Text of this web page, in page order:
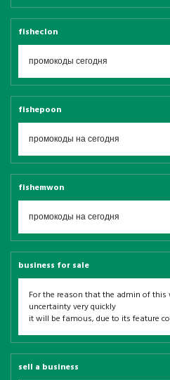
fisheclon
промокоды сегодня
fishepoon
промокоды на сегодня
fishemwon
промокоды на сегодня
business for sale
For the reason that the admin of
uncertainty very quickly
it will be famous, due to its feature
sell a business